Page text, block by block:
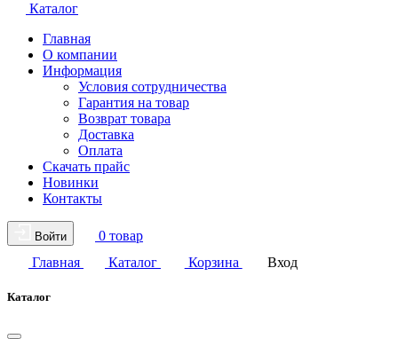
Каталог
Главная
О компании
Информация
Условия сотрудничества
Гарантия на товар
Возврат товара
Доставка
Оплата
Скачать прайс
Новинки
Контакты
Войти
0 товар
Главная
Каталог Корзина Вход
Каталог